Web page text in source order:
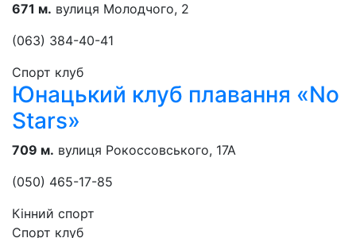
671 м. вулиця Молодчого, 2
(063) 384-40-41
Спорт клуб
Юнацький клуб плавання «No
Stars»
709 м. вулиця Рокоссовського, 17А
(050) 465-17-85
Кінний спорт
Спорт клуб